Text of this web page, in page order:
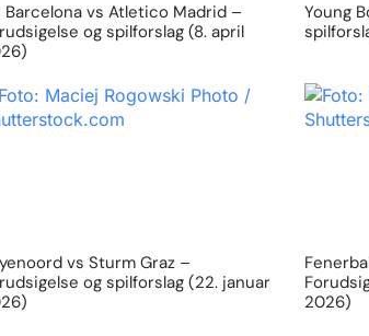
Barcelona vs Atletico Madrid –
og spilforslag (8. april
Young
vs Sturm Graz –
og spilforslag (22. januar
2026)